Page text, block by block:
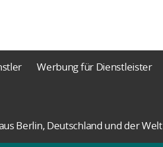
Werbung für Dienstleister
Berlin, Deutschland und der Welt